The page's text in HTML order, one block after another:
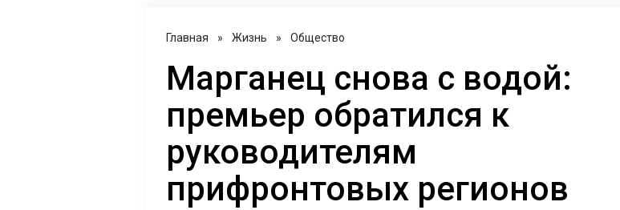
Главная » Жизнь » Общество
Марганец снова с водой:
премьер обратился к
руководителям
прифронтовых регионов